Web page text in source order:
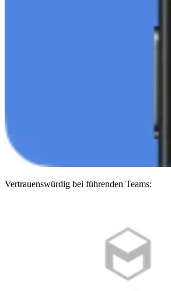
Vertrauenswürdig bei führenden Teams: